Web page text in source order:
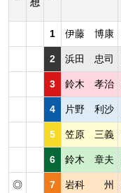
1 伊藤 博康
2 浜田 忠司
3 鈴木 孝治
4 片野 利沙
5 笠原 三義
6 鈴木 章夫
◎ 7 岩科 州